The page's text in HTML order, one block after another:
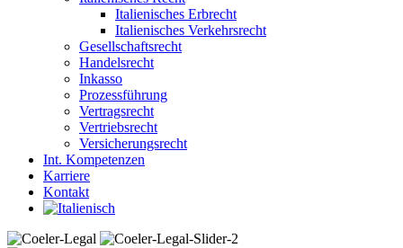
Italienisches Erbrecht
Italienisches Verkehrsrecht
Gesellschaftsrecht
Handelsrecht
Inkasso
Prozessführung
Vertragsrecht
Vertriebsrecht
Versicherungsrecht
Int. Kompetenzen
Karriere
Kontakt